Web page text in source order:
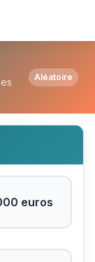
et
Aléatoire
euros